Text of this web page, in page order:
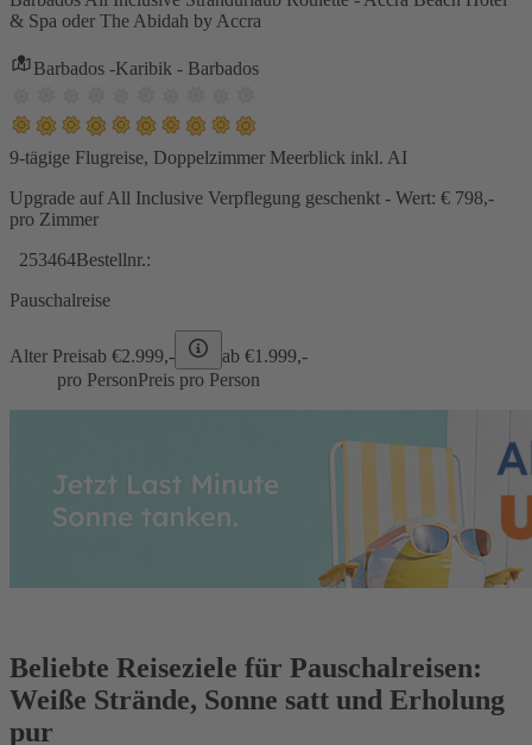
& Spa oder The Abidah by Accra
Barbados -Karibik - Barbados
9-tägige Flugreise, Doppelzimmer Meerblick inkl. AI
Upgrade auf All Inclusive Verpflegung geschenkt - Wert: € 798,-
pro Zimmer
253464Bestellnr.:
Pauschalreise
Alter Preisab €2.999,- ab €1.999,-
pro PersonPreis pro Person
Beliebte Reiseziele für Pauschalreisen:
Weiße Strände, Sonne satt und Erholung
pur